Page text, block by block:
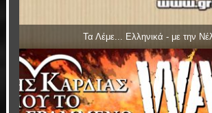
Τα Λέμε... Ελληνικά - με την